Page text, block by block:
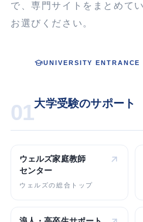
で、専門サイトをまとめて
お選びください。
01
UNIVERSITY ENTRANCE
大学受験のサポート
ウェルズ家庭教師
センター
ウェルズの総合トップ